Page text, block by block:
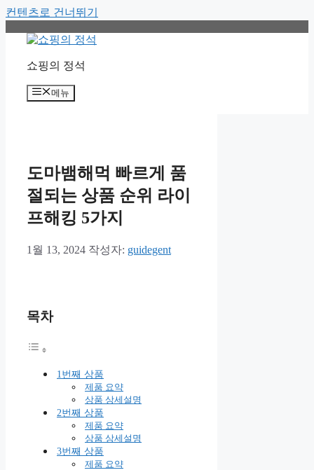
컨텐츠로 건너뛰기
쇼핑의 정석
메뉴
도마뱀해먹 빠르게 품
절되는 상품 순위 라이
프해킹 5가지
1월 13, 2024 작성자: guidegent
목차
1번째 상품
제품 요약
상품 상세설명
2번째 상품
제품 요약
상품 상세설명
3번째 상품
제품 요약